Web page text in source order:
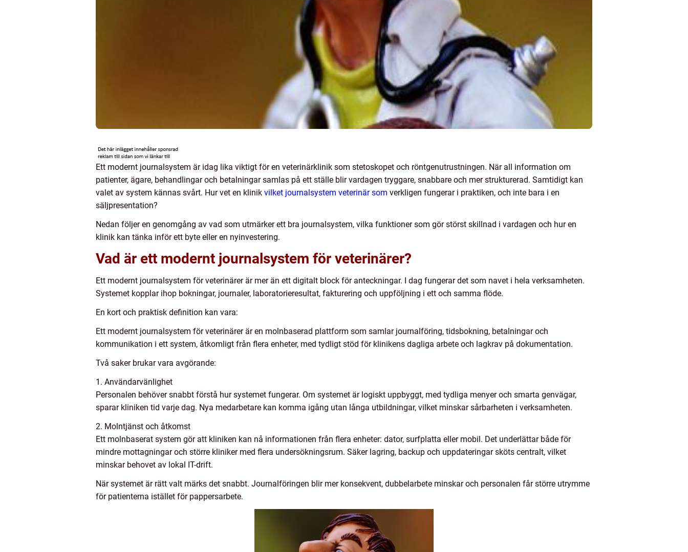
Ett modernt journalsystem är idag lika viktigt för en veterinärklinik som stetoskopet och röntgenutrustningen. När all information om
patienter, ägare, behandlingar och betalningar samlas på ett ställe blir vardagen tryggare, snabbare och mer strukturerad. Samtidigt kan
valet av system kännas svårt. Hur vet en klinik vilket journalsystem veterinär som verkligen fungerar i praktiken, och inte bara i en
säljpresentation?
Nedan följer en genomgång av vad som utmärker ett bra journalsystem, vilka funktioner som gör störst skillnad i vardagen och hur en
klinik kan tänka inför ett byte eller en nyinvestering.
Vad är ett modernt journalsystem för veterinärer?
Ett modernt journalsystem för veterinärer är mer än ett digitalt block för anteckningar. I dag fungerar det som navet i hela verksamheten.
Systemet kopplar ihop bokningar, journaler, laboratorieresultat, fakturering och uppföljning i ett och samma flöde.
En kort och praktisk definition kan vara:
Ett modernt journalsystem för veterinärer är en molnbaserad plattform som samlar journalföring, tidsbokning, betalningar och
kommunikation i ett system, åtkomligt från flera enheter, med tydligt stöd för klinikens dagliga arbete och lagkrav på dokumentation.
Två saker brukar vara avgörande:
1. Användarvänlighet
Personalen behöver snabbt förstå hur systemet fungerar. Om systemet är logiskt uppbyggt, med tydliga menyer och smarta genvägar,
sparar kliniken tid varje dag. Nya medarbetare kan komma igång utan långa utbildningar, vilket minskar sårbarheten i verksamheten.
2. Molntjänst och åtkomst
Ett molnbaserat system gör att kliniken kan nå informationen från flera enheter: dator, surfplatta eller mobil. Det underlättar både för
mindre mottagningar och större kliniker med flera undersökningsrum. Säker lagring, backup och uppdateringar sköts centralt, vilket
minskar behovet av lokal IT-drift.
När systemet är rätt valt märks det snabbt. Journalföringen blir mer konsekvent, dubbelarbete minskar och personalen får större utrymme
för patienterna istället för pappersarbete.